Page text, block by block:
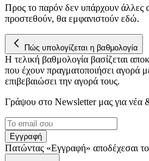
για να αποθηκεύουμε και να
στη συσκευή σας, με σκοπό την
διαφημίσεων και περιεχομένου, τις
διαφημίσεις και περιεχόμενο, την
μας και την ανάπτυξη προϊόντων.
πληροφορίες σχετικά με την από
τοποθεσίας μας στους συνεργάτες
δικτύωσης, διαφημίσεων και
Προς το παρόν δεν υπάρχουν άλλες
προστεθούν, θα εμφανιστούν εδώ.
Πώς υπολογίζεται η βαθμολογία
Η τελική βαθμολογία βασίζεται
που έχουν πραγματοποιήσει
επιβεβαιώσει την αγορά τους.
Γράψου στο Νewsletter μας για νέα
Εγγραφή
Πατώντας «Εγγραφή» αποδέχεσαι